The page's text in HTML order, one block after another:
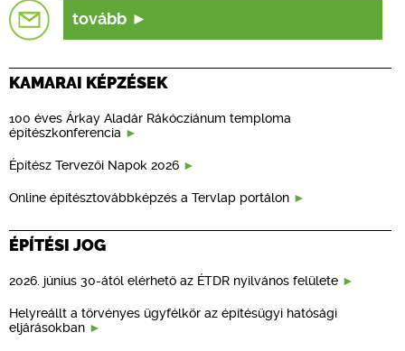
tovább
KAMARAI KÉPZÉSEK
100 éves Árkay Aladár Rákócziánum temploma
építészkonferencia
Építész Tervezői Napok 2026
Online építésztovábbképzés a Tervlap portálon
ÉPÍTÉSI JOG
2026. június 30-ától elérhető az ÉTDR nyilvános felülete
Helyreállt a törvényes ügyfélkör az építésügyi hatósági
eljárásokban